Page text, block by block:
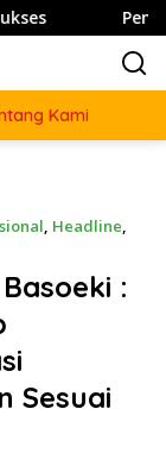
Warga
Kami
, Headline,
:
Sesuai